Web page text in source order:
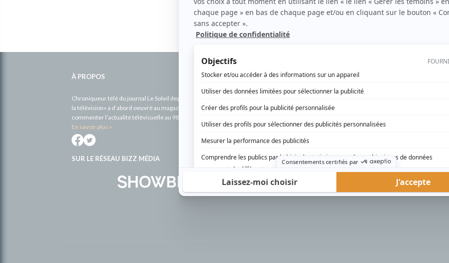
À PROPOS
Chroniqueur télé du journal Le Soleil depuis 2001, Richard Therrien carbure à son petit écran. Celui qu’on surnomme parfois «l’encyclopédie de
la télévision» a d’abord oeuvré au magazine TV Hebdo de 1996 à 2001. Sa spécialité: la télé québécoise. On peut l’entendre régulièrement
commenter l’actualité télévisuelle au 98,5.
En savoir plus »
SUR LE RÉSEAU BIZZ MÉDIA